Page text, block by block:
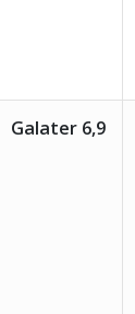
Galater 6,9